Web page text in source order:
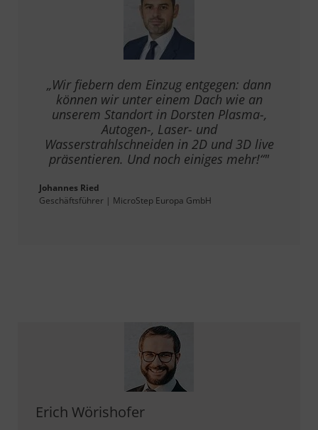
„Wir fiebern dem Einzug entgegen: dann
können wir unter einem Dach wie an
unserem Standort in Dorsten Plasma-,
Autogen-, Laser- und
Wasserstrahlschneiden in 2D und 3D live
präsentieren. Und noch einiges mehr!“"
Johannes Ried
Geschäftsführer | MicroStep Europa GmbH
Erich Wörishofer